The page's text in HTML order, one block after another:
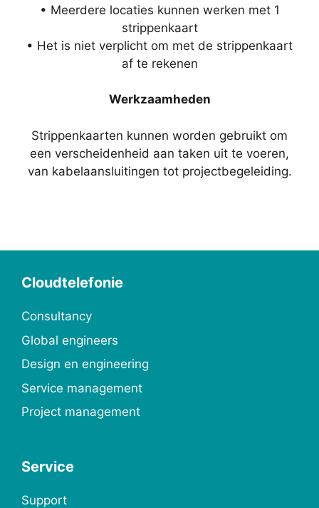
• Meerdere locaties kunnen werken met 1
strippenkaart
• Het is niet verplicht om met de strippenkaart
af te rekenen
Werkzaamheden
Strippenkaarten kunnen worden gebruikt om
een verscheidenheid aan taken uit te voeren,
van kabelaansluitingen tot projectbegeleiding.
Cloudtelefonie
Consultancy
Global engineers
Design en engineering
Service management
Project management
Service
Support